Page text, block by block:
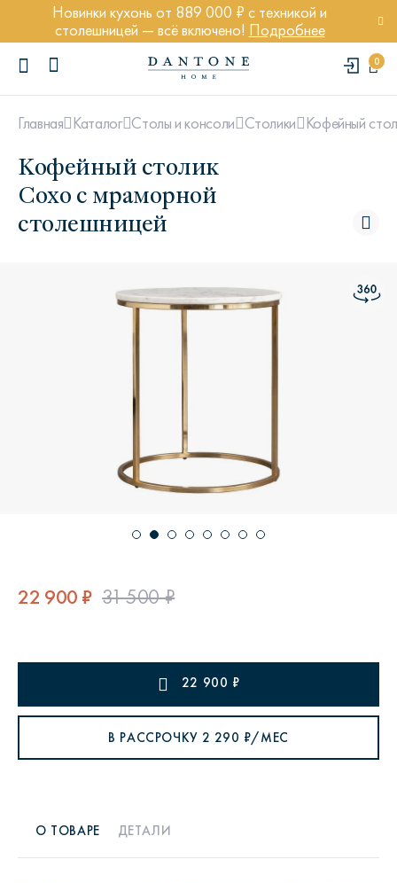
Новинки кухонь от 889 000 ₽ с техникой и
столешницей — всё включено! Подробнее
0
ПОПУЛЯРНЫЕ ЗАПРОСЫ
Кровать Ньюбери
Главная Каталог Столы и консоли Столики Кофейный
Кофейный столик
Сохо с мраморной
столешницей
22 900 ₽ 31 500 ₽
22 900 ₽
В РАССРОЧКУ 2 290 ₽/МЕС
О ТОВАРЕ ДЕТАЛИ